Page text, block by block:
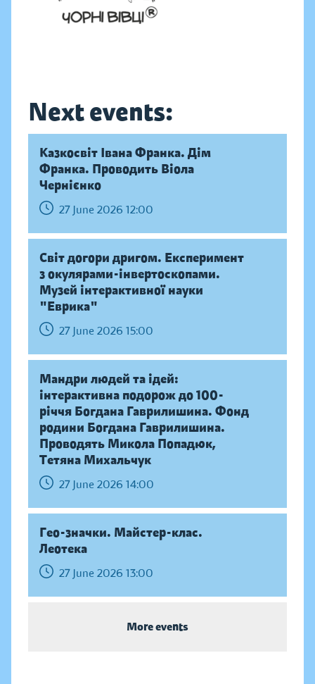
Next events:
Казкосвіт Івана Франка. Дім
Франка. Проводить Віола
Чернієнко
27 June 2026 12:00
Світ догори дригом. Експеримент
з окулярами-інвертоскопами.
Музей інтерактивної науки
"Еврика"
27 June 2026 15:00
Мандри людей та ідей:
інтерактивна подорож до 100-
річчя Богдана Гаврилишина. Фонд
родини Богдана Гаврилишина.
Проводять Микола Попадюк,
Тетяна Михальчук
27 June 2026 14:00
Гео-значки. Майстер-клас.
Леотека
27 June 2026 13:00
More events